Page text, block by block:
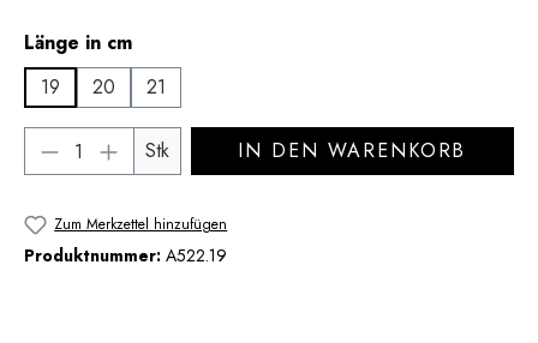
Länge in cmauswählen
19
20 21
Produkt Anzahl: Gib den gewünschten
Stk IN DEN WARENKORB
Zum Merkzettel hinzufügen
Produktnummer: A522.19